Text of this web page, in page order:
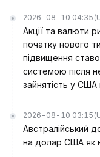
2026-08-10 04:35
Акції та валюти
початку нового
підвищення
системою після
зайнятість у США
2026-08-10 03:15
Австралійський
на долар США як